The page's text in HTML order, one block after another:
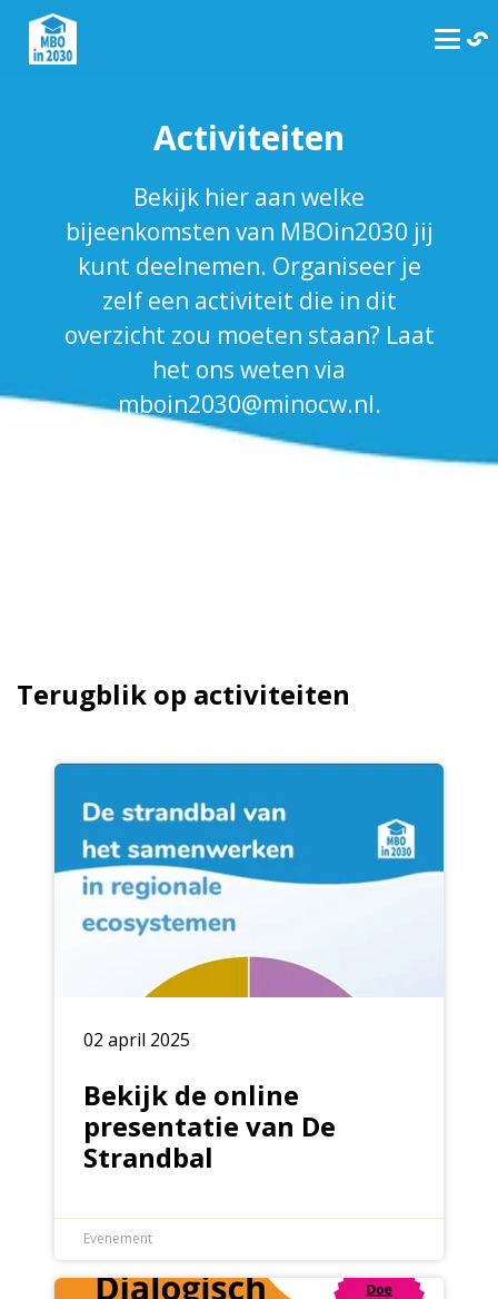
Activiteiten
Bekijk hier aan welke
bijeenkomsten van MBOin2030 jij
kunt deelnemen. Organiseer je
zelf een activiteit die in dit
overzicht zou moeten staan? Laat
het ons weten via
mboin2030@minocw.nl.
Terugblik op activiteiten
02 april 2025
Bekijk de online
presentatie van De
Strandbal
Evenement